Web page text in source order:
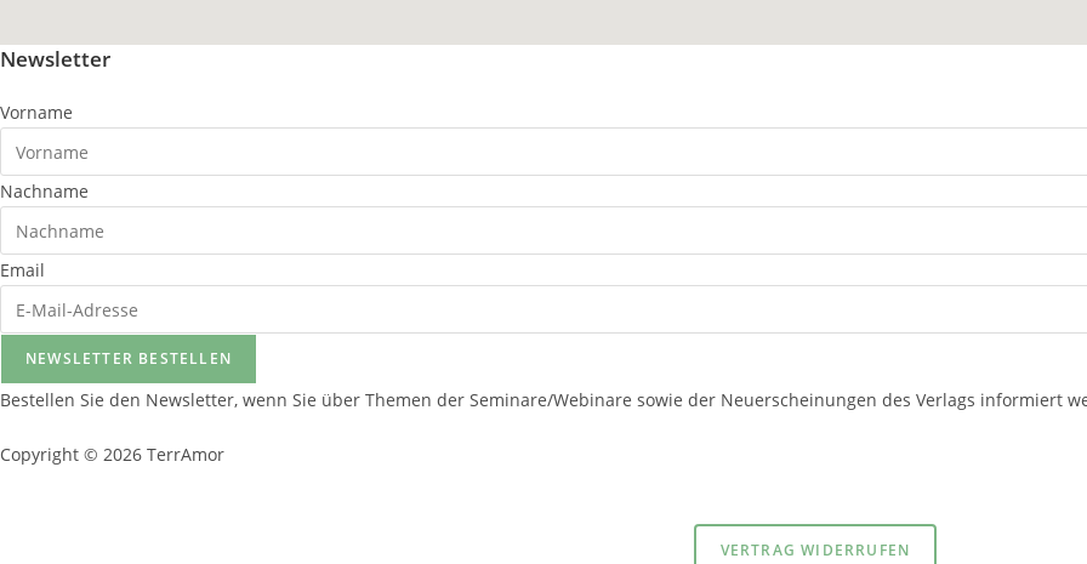
Newsletter
Vorname
Nachname
Email
NEWSLETTER BESTELLEN
Bestellen Sie den Newsletter, wenn Sie über Themen der Seminare/Webinare sowie der Neuerscheinungen des Verlags informiert
Copyright © 2026 TerrAmor
VERTRAG WIDERRUFEN